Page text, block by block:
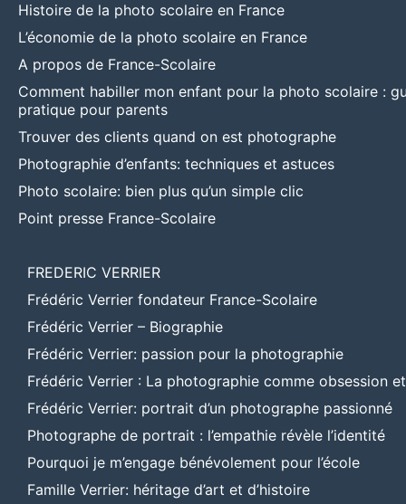
Histoire de la photo scolaire en France
L’économie de la photo scolaire en France
A propos de France-Scolaire
Comment habiller mon enfant pour la photo scolaire :
pratique pour parents
Trouver des clients quand on est photographe
Photographie d’enfants: techniques et astuces
Photo scolaire: bien plus qu’un simple clic
Point presse France-Scolaire
FREDERIC VERRIER
Frédéric Verrier fondateur France-Scolaire
Frédéric Verrier – Biographie
Frédéric Verrier: passion pour la photographie
Frédéric Verrier : La photographie comme obsession
Frédéric Verrier: portrait d’un photographe passionné
Photographe de portrait : l’empathie révèle l’identité
Pourquoi je m’engage bénévolement pour l’école
Famille Verrier: héritage d’art et d’histoire